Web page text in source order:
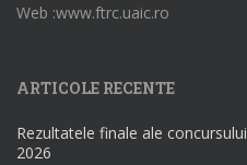
Web :www.ftrc.uaic.ro
ARTICOLE RECENTE
Rezultatele finale ale
2026